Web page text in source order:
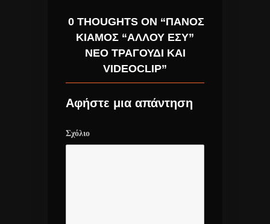
0 THOUGHTS ON “ΠΆΝΟΣ
ΚΙΆΜΟΣ “ΑΛΛΟΎ ΕΣΎ”
ΝΈΟ ΤΡΑΓΟΎΔΙ ΚΑΙ
VIDEOCLIP”
Αφήστε μια απάντηση
Σχόλιο